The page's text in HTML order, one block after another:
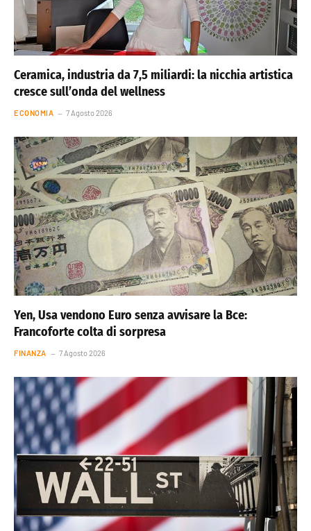
Ceramica, industria da 7,5 miliardi: la nicchia artistica
cresce sull’onda del wellness
ECONOMIA 7 Agosto 2026
Yen, Usa vendono Euro senza avvisare la Bce:
Francoforte colta di sorpresa
FINANZA 7 Agosto 2026